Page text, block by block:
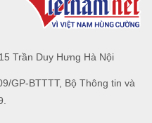
Trần Duy Hưng Hà Nội
GP-BTTTT, Bộ Thông tin và